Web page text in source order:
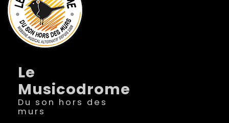
Le
Musicodrome
Du son hors des
murs